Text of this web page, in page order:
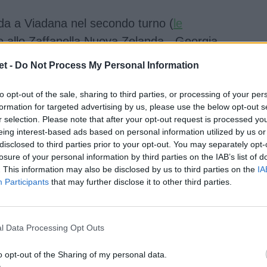
- Do Not Process My Personal Information
opt-out of the sale, sharing to third parties, or processing of your
for targeted advertising by us, please use the below opt-out
selection. Please note that after your opt-out request is processed
interest-based ads based on personal information utilized by us
to third parties prior to your opt-out. You may separately
of your personal information by third parties on the IAB’s list of
This information may also be disclosed by us to third parties on the
Participants that may further disclose it to other third parties.
Data Processing Opt Outs
opt-out of the Sharing of my personal data.
a Viadana nel secondo turno ( le
allo Zaffanella Nuova Zelanda - Georgia.
che si disputerà a Rovigo. Qui il
e streaming il Mondiale
<